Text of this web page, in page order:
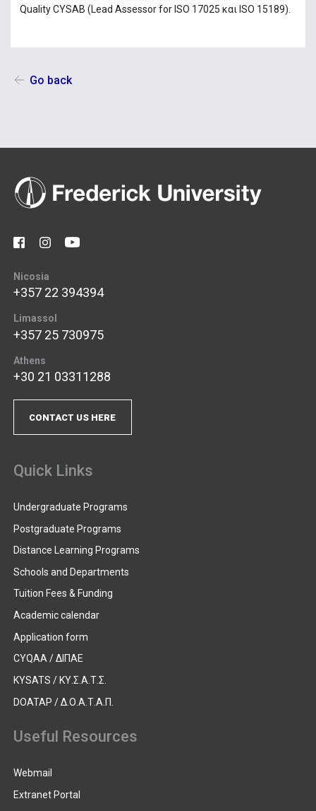
Quality CYSAB (Lead Assessor for ISO 17025 και ISO 15189).
Go back
Nicosia
+357 22 394394
Limassol
+357 25 730975
Athens
+30 21 03311288
CONTACT US HERE
Quick Links
Undergraduate Programs
Postgraduate Programs
Distance Learning Programs
Schools and Departments
Tuition Fees & Funding
Academic calendar
Application form
CYQAA / ΔΙΠΑΕ
KYSATS / ΚΥ.Σ.Α.Τ.Σ.
DOATAP / Δ.Ο.Α.Τ.Α.Π.
Useful Resources
Webmail
Extranet Portal